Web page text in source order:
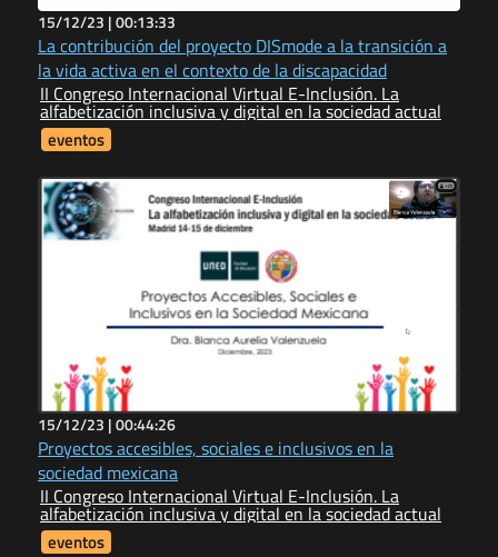
15/12/23 |00:13:33
La contribución del proyecto DISmode a la transición a
la vida activa en el contexto de la discapacidad
II Congreso Internacional Virtual E-Inclusión. La
alfabetización inclusiva y digital en la sociedad actual
eventos
15/12/23 |00:44:26
Proyectos accesibles, sociales e inclusivos en la
sociedad mexicana
II Congreso Internacional Virtual E-Inclusión. La
alfabetización inclusiva y digital en la sociedad actual
eventos